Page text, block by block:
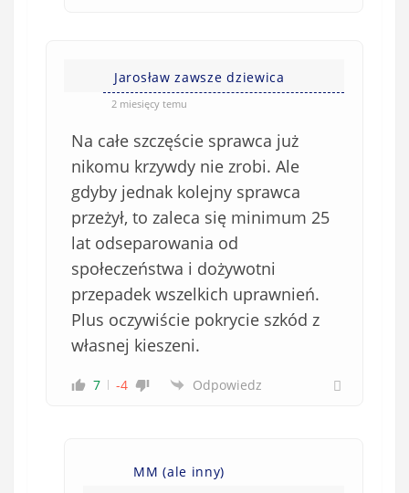
Jarosław zawsze dziewica
2 miesięcy temu
Na całe szczęście sprawca już
nikomu krzywdy nie zrobi. Ale
gdyby jednak kolejny sprawca
przeżył, to zaleca się minimum 25
lat odseparowania od
społeczeństwa i dożywotni
przepadek wszelkich uprawnień.
Plus oczywiście pokrycie szkód z
własnej kieszeni.
7 -4 Odpowiedz
MM (ale inny)